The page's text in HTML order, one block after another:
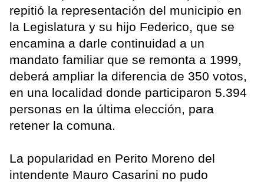
repitió la representación del municipio en
la Legislatura y su hijo Federico, que se
encamina a darle continuidad a un
mandato familiar que se remonta a 1999,
deberá ampliar la diferencia de 350 votos,
en una localidad donde participaron 5.394
personas en la última elección, para
retener la comuna.
La popularidad en Perito Moreno del
intendente Mauro Casarini no pudo